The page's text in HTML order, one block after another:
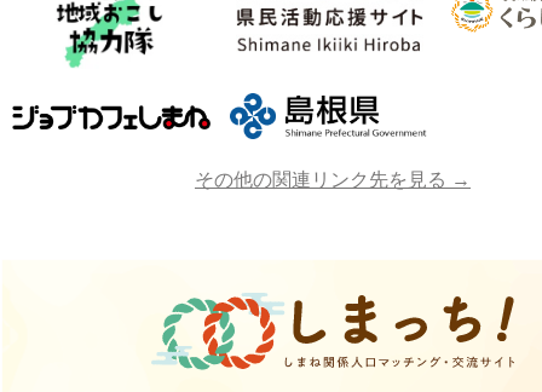
その他の関連リンク先を見る →